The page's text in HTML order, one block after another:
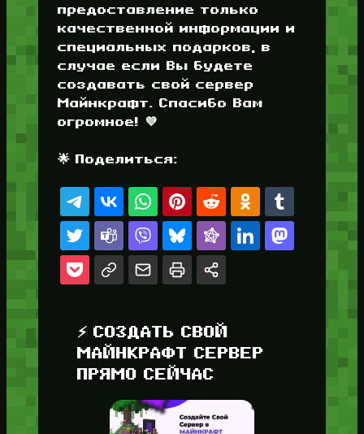
предоставление только
качественной информации и
специальных подарков, в
случае если Вы будете
создавать свой сервер
Майнкрафт. Спасибо Вам
огромное! 💜
🌟 Поделиться:
⚡ СОЗДАТЬ СВОЙ
МАЙНКРАФТ СЕРВЕР
ПРЯМО СЕЙЧАС